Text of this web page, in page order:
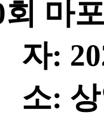
마
자:
소: 상